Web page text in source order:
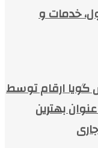
خدمات و
ارقام توسط
بهترین